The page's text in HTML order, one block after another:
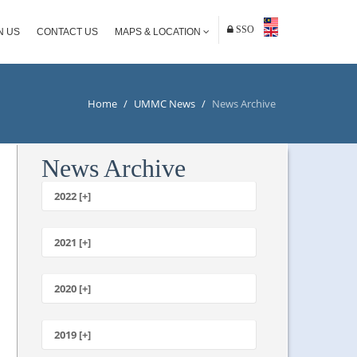
US CONTACT US MAPS & LOCATION SSO
Home / UMMC News / News Archive
News Archive
2022 [+]
2021 [+]
October
July
2020 [+]
January
2019 [+]